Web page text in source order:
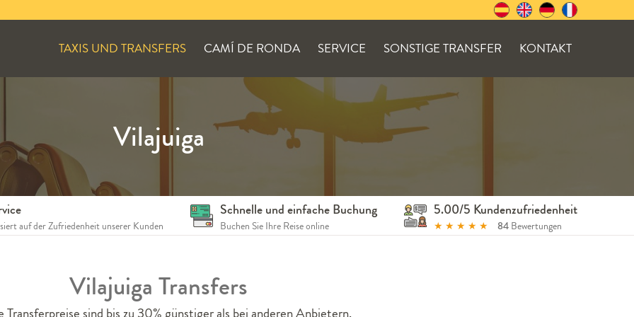
TAXIS UND TRANSFERS CAMÍ DE RONDA SERVICE SONSTIGE TRANSFER KONTAKT
auf der Zufriedenheit unserer Kunden
Schnelle und einfache Buchung
Buchen Sie Ihre Reise online
5.00/5 Kundenzufriedenheit
★ ★ ★ ★ ★ 84 Bewertungen
Vilajuiga
Vilajuiga Transfers
Transferpreise sind bis zu 30% günstiger als bei anderen Anbietern.